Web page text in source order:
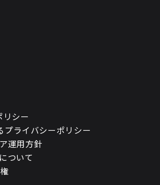
リシー
ライバシーポリシー
運用方針
ついて